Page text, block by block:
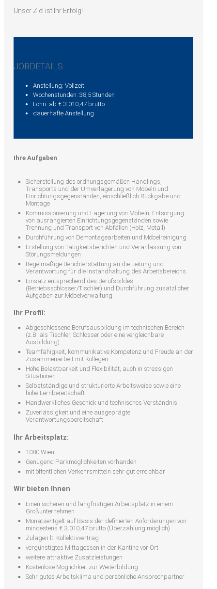
Unser Ziel ist Ihr Erfolg!
JOBDETAILS
Anstellung: Vollzeit
Wochenstunden: 38,5 Stunden
Lohn: ab € 3.010,47 brutto
dauerhafte Anstellung
Ihre Aufgaben:
Sicherstellung des ordnungsgemäßen Handlings,
Transports und der Umverlagerung von Möbeln und
Einrichtungsgegenständen, einschließlich Rückgabe und
Montage
Kommissionierung und Lagerung von Möbeln, Entsorgung
von ausrangierten Einrichtungsgegenständen sowie
Trennung und Transport von Abfällen (Holz, Metall)
Durchführung von Demontagearbeiten und Möbelreinigung
Erstellung von Tätigkeitsberichten und Veranlassung von
Störungsmeldungen
Regelmäßige Berichterstattung an die Leitung und
Verantwortung für die Instandhaltung des Arbeitsbereichs
Einsatz entsprechend des Berufsbildes
(Betriebsschlosser/Tischler) und Durchführung zusätzlicher
Aufgaben zur Möbelverwaltung
Ihr Profil:
Abgeschlossene Berufsausbildung im technischen Bereich
(z.B. als Tischler, Schlosser oder eine vergleichbare
Ausbildung)
Teamfähigkeit, kommunikative Kompetenz und Freude an der
Zusammenarbeit mit Kollegen
Hohe Belastbarkeit und Flexibilität, auch in stressigen
Situationen
Selbstständige und strukturierte Arbeitsweise sowie eine
hohe Lernbereitschaft
Handwerkliches Geschick und technisches Verständnis
Zuverlässigkeit und eine ausgeprägte
Verantwortungsbereitschaft
Ihr Arbeitsplatz:
1080 Wien
Genügend Parkmöglichkeiten vorhanden
mit öffentlichen Verkehrsmitteln sehr gut erreichbar
Wir bieten Ihnen:
Einen sicheren und langfristigen Arbeitsplatz in einem
Großunternehmen
Monatsentgelt auf Basis der definierten Anforderungen von
mindestens € 3.010,47 brutto (Überzahlung möglich)
Zulagen lt. Kollektivvertrag
vergünstigtes Mittagessen in der Kantine vor Ort
weitere attraktive Zusatzleistungen
Kostenlose Möglichkeit zur Weiterbildung
Sehr gutes Arbeitsklima und persönliche Ansprechpartner